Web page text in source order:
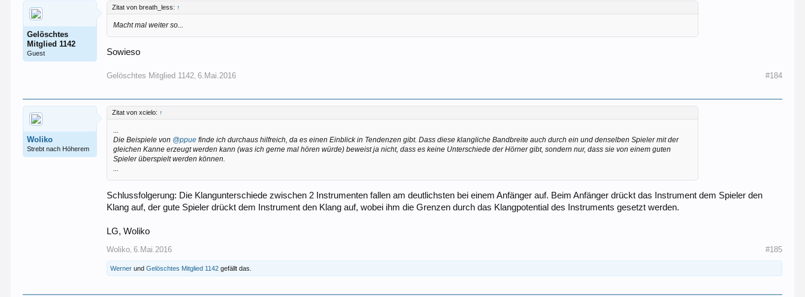
Gelöschtes
Mitglied 1142
Guest
Zitat von breath_less: ↑
Macht mal weiter so...
Sowieso
Gelöschtes Mitglied 1142 6.Mai.2016 #184
Woliko
Strebt nach Höherem
Zitat von xcielo: ↑
...
Die Beispiele von @ppue finde ich durchaus hilfreich, da es einen Einblick in Tendenzen gibt. Dass diese klangliche Bandbreite auch durch ein und denselben Spieler mit der
gleichen Kanne erzeugt werden kann (was ich gerne mal hören würde) beweist ja nicht, dass es keine Unterschiede der Hörner gibt, sondern nur, dass sie von einem guten
Spieler überspielt werden können.
...
Schlussfolgerung: Die Klangunterschiede zwischen 2 Instrumenten fallen am deutlichsten bei einem Anfänger auf. Beim Anfänger drückt das Instrument dem Spieler den
Klang auf, der gute Spieler drückt dem Instrument den Klang auf, wobei ihm die Grenzen durch das Klangpotential des Instruments gesetzt werden.
LG, Woliko
Woliko 6.Mai.2016 #185
Werner undGelöschtes Mitglied 1142 gefällt das.